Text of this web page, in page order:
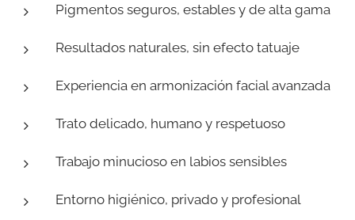
Pigmentos seguros, estables y de alta gama
Resultados naturales, sin efecto tatuaje
Experiencia en armonización facial avanzada
Trato delicado, humano y respetuoso
Trabajo minucioso en labios sensibles
Entorno higiénico, privado y profesional